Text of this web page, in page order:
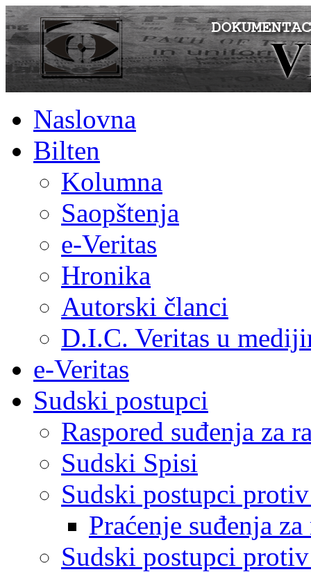
Naslovna
Bilten
Kolumna
Saopštenja
e-Veritas
Hronika
Autorski članci
D.I.C. Veritas u
e-Veritas
Sudski postupci
Raspored suđenja za
Sudski Spisi
Sudski postupci
Praćenje suđenja
Sudski postupci